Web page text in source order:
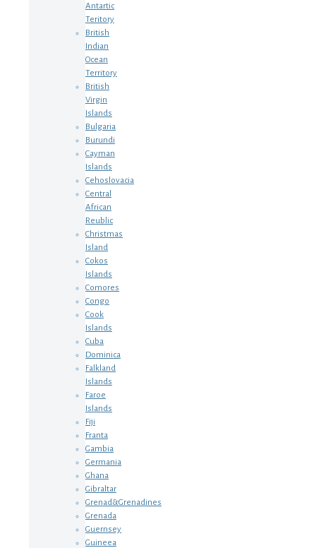
Antartic
Teritory
British
Indian
Ocean
Territory
British
Virgin
Islands
Bulgaria
Burundi
Cayman
Islands
Cehoslovacia
Central
African
Reublic
Christmas
Island
Cokos
Islands
Comores
Congo
Cook
Islands
Cuba
Dominica
Falkland
Islands
Faroe
Islands
Fiji
Franta
Gambia
Germania
Ghana
Gibraltar
Grenad&Grenadines
Grenada
Guernsey
Guineea